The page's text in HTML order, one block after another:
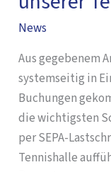
News
Aus gegebenem
systemseitig in
Buchungen
die wichtigsten
per SEPA-
Tennishalle
die
Buchung
unserer
Tennishalle